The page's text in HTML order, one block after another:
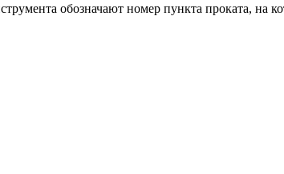
обозначают номер пункта проката, на